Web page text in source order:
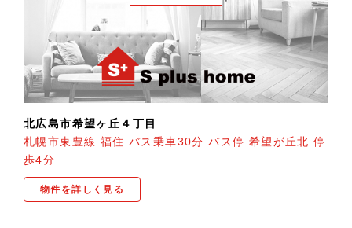
北広島市希望ヶ丘４丁目
札幌市東豊線 福住 バス乗車30分 バス停 希望が丘北 停
歩4分
物件を詳しく見る